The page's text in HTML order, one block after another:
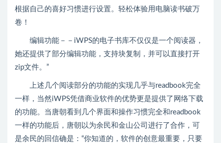
根据自己的喜好习惯进行设置。轻松体验用电脑读书破万
卷！
编辑功能－－iWPS的电子书库不仅仅是一个阅读器，
她还提供了部分编辑功能，支持块复制，并可以直接打开
zip文件。”
上述几个阅读部分的功能的实现几乎与readbook完全
一样，当然iWPS凭借商业软件的优势更是提供了网络下载
的功能。当唐朝看到几个界面和操作习惯完全和readbook
一样的功能后，唐朝以为余民和金山公司进行了合作，可
是余民的回信确是：“你知道的，软件的创意最重要，只要